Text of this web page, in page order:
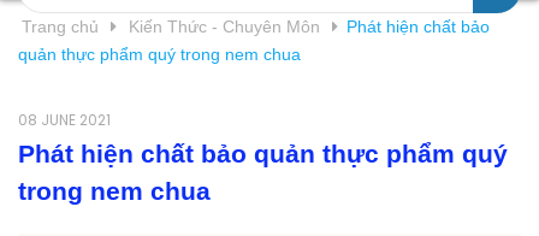
Trang chủ Kiến Thức - Chuyên Môn
Phát hiện chất bảo
quản thực phẩm quý trong nem chua
08 JUNE 2021
Phát hiện chất bảo quản thực phẩm quý
trong nem chua